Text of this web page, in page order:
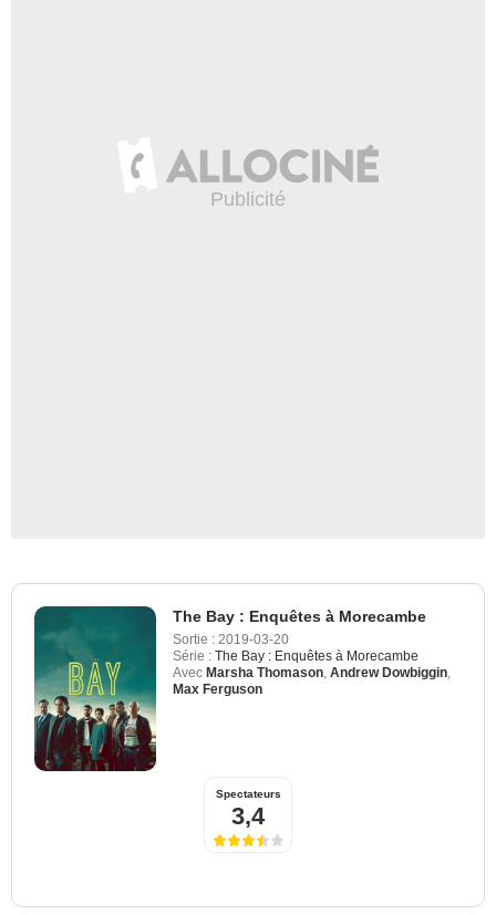
The Bay : Enquêtes à Morecambe
Sortie : 2019-03-20
Série : The Bay : Enquêtes à Morecambe
Avec Marsha Thomason Andrew Dowbiggin
Max Ferguson
Spectateurs
3,4